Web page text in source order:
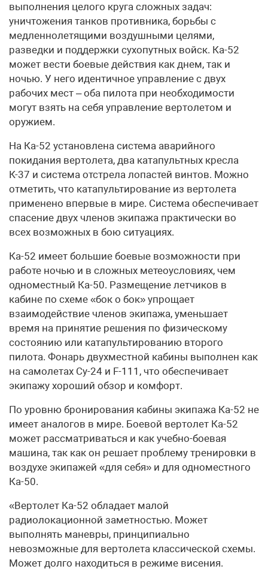
выполнения целого круга сложных задач:
уничтожения танков противника, борьбы с
медленнолетящими воздушными целями,
разведки и поддержки сухопутных войск. Ка-52
может вести боевые действия как днем, так и
ночью. У него идентичное управление с двух
рабочих мест – оба пилота при необходимости
могут взять на себя управление вертолетом и
оружием.
На Ка-52 установлена система аварийного
покидания вертолета, два катапультных кресла
К-37 и система отстрела лопастей винтов. Можно
отметить, что катапультирование из вертолета
применено впервые в мире. Система обеспечивает
спасение двух членов экипажа практически во
всех возможных в бою ситуациях.
Ка-52 имеет большие боевые возможности при
работе ночью и в сложных метеоусловиях, чем
одноместный Ка-50. Размещение летчиков в
кабине по схеме «бок о бок» упрощает
взаимодействие членов экипажа, уменьшает
время на принятие решения по физическому
состоянию или катапультированию второго
пилота. Фонарь двухместной кабины выполнен как
на самолетах Су-24 и F-111, что обеспечивает
экипажу хороший обзор и комфорт.
По уровню бронирования кабины экипажа Ка-52 не
имеет аналогов в мире. Боевой вертолет Ка-52
может рассматриваться и как учебно-боевая
машина, так как он решает проблему тренировки в
воздухе экипажей «для себя» и для одноместного
Ка-50.
«Вертолет Ка-52 обладает малой
радиолокационной заметностью. Может
выполнять маневры, принципиально
невозможные для вертолета классической схемы.
Может долго находиться в режиме висения.